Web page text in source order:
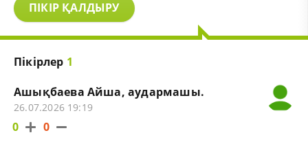
ПІКІР ҚАЛДЫРУ
Пікірлер 1
Ашықбаева Айша, аудармашы.
26.07.2026 19:19
0 0